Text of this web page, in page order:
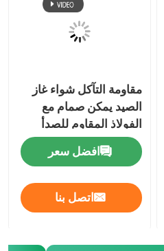
مقاومة التآكل شواء غاز
الصيد يمكن صمام مع
الفولاذ المقاوم للصدأ
الربيع
افضل سعر
اتصل بنا